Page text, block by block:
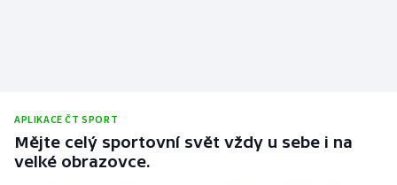
APLIKACE ČT SPORT
Mějte celý sportovní svět vždy u sebe i na
velké obrazovce.